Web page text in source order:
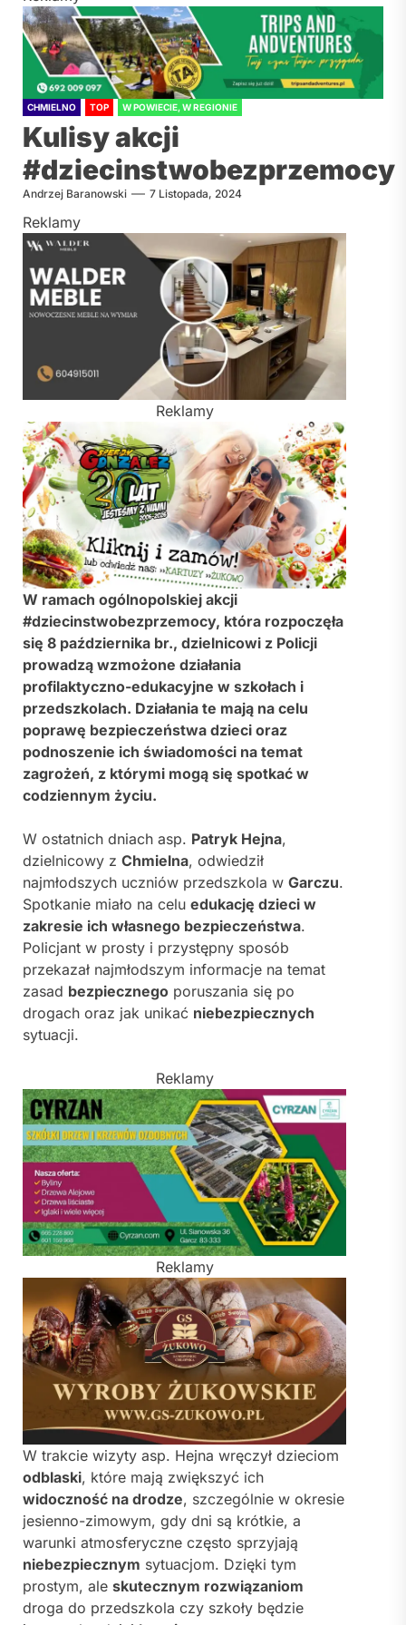
CHMIELNO TOP W POWIECIE, W REGIONIE
Kulisy akcji
#dziecinstwobezprzemocy
Andrzej Baranowski 7 Listopada, 2024
Reklamy
Reklamy
W ramach ogólnopolskiej akcji
#dziecinstwobezprzemocy, która rozpoczęła
się 8 października br., dzielnicowi z Policji
prowadzą wzmożone działania
profilaktyczno-edukacyjne w szkołach i
przedszkolach. Działania te mają na celu
poprawę bezpieczeństwa dzieci oraz
podnoszenie ich świadomości na temat
zagrożeń, z którymi mogą się spotkać w
codziennym życiu.
W ostatnich dniach asp. Patryk Hejna,
dzielnicowy z Chmielna, odwiedził
najmłodszych uczniów przedszkola w Garczu.
Spotkanie miało na celu edukację dzieci w
zakresie ich własnego bezpieczeństwa.
Policjant w prosty i przystępny sposób
przekazał najmłodszym informacje na temat
zasad bezpiecznego poruszania się po
drogach oraz jak unikać niebezpiecznych
sytuacji.
Reklamy
Reklamy
W trakcie wizyty asp. Hejna wręczył dzieciom
odblaski, które mają zwiększyć ich
widoczność na drodze, szczególnie w okresie
jesienno-zimowym, gdy dni są krótkie, a
warunki atmosferyczne często sprzyjają
niebezpiecznym sytuacjom. Dzięki tym
prostym, ale skutecznym rozwiązaniom
droga do przedszkola czy szkoły będzie